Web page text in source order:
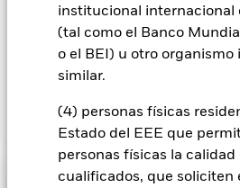
institucional internacional
(tal como el Banco
o el BEI) u otro organismo
similar.
(4) personas físicas
Estado del EEE que
personas físicas la calidad
cualificados, que soliciten
recibirá por BlackRock en calidad de
valores. Debido a que el reparto de
de valores no incrementa los costes
Fondo, esto ha quedado excluido de
BSF UK Equity Absolute Return
Rentabilidad